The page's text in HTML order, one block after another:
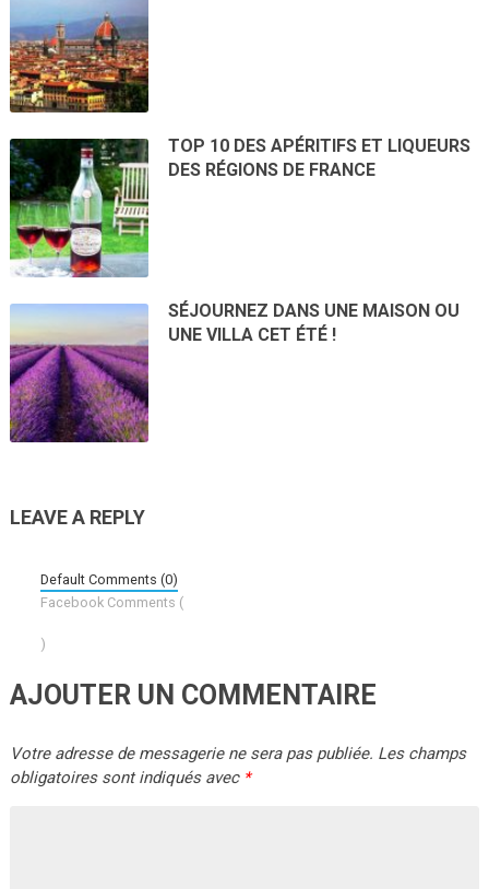
TOP 10 DES APÉRITIFS ET LIQUEURS
DES RÉGIONS DE FRANCE
SÉJOURNEZ DANS UNE MAISON OU
UNE VILLA CET ÉTÉ !
LEAVE A REPLY
Default Comments (0)
Facebook Comments (
)
AJOUTER UN COMMENTAIRE
Votre adresse de messagerie ne sera pas publiée. Les champs
obligatoires sont indiqués avec *